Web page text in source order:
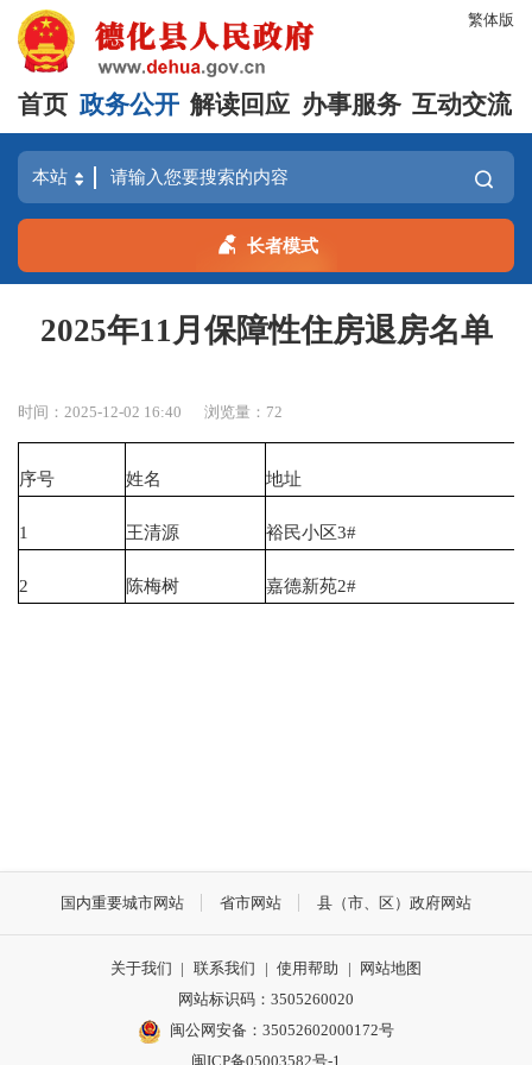
繁体版
首页 政务公开 解读回应 办事服务 互动交流
长者模式
2025年11月保障性住房退房名单
时间：2025-12-02 16:40 浏览量： 72
序号 姓名 地址
1 王清源 裕民小区3#
2 陈梅树 嘉德新苑2#
国内重要城市网站 省市网站 县（市、区）政府网站
关于我们 | 联系我们 | 使用帮助 |
网站地图
网站标识码：3505260020
闽公网安备：35052602000172号
闽ICP备05003582号-1